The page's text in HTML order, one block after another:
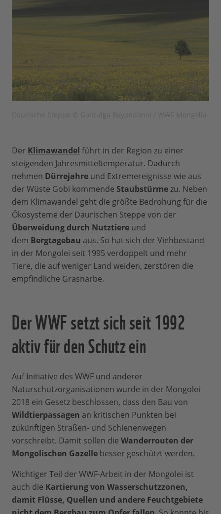
Der Klimawandel führt in der Region zu einer
steigenden Jahresmitteltemperatur. Dadurch
nehmen Dürrejahre und Extremereignisse wie aus
der Wüste Gobi kommende Staubstürmezu. Neben
dem Klimawandel geht die größte Bedrohung für die
Ökosysteme der Daurischen Steppe von der
Überweidung durch Nutztiere und
dem Bergtagebau aus. So hat sich der Viehbestand
in der Mongolei seit 1995 verdoppelt und mehr
Tiere, die auf weniger Land weiden, zerstören die
empfindliche Grasnarbe.
Der WWF setzt sich seit 1992
aktiv für den Schutz ein
Auf Initiative des WWF und anderer
Naturschutzorganisationen wurde in der Mongolei
2018 ein Gesetz beschlossen, dass den Bau von
Wildtierpassagen an kritischen Punkten bei
zukünftigen Straßen- und Schienenwegen
vorschreibt. Damit sollen die Wanderrouten der
Mongolischen Gazelle besser geschützt werden.
Wichtiger Teil der WWF-Arbeit in der Mongolei ist
auch die Kartierung von Wasserschutzzonen,
damit Flüsse, Quellen und andere Feuchtgebiete